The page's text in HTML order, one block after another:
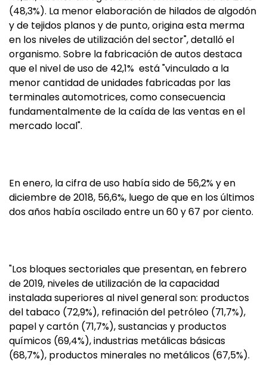
(48,3%). La menor elaboración de hilados de algodón
y de tejidos planos y de punto, origina esta merma
en los niveles de utilización del sector", detalló el
organismo. Sobre la fabricación de autos destaca
que el nivel de uso de 42,1% está "vinculado a la
menor cantidad de unidades fabricadas por las
terminales automotrices, como consecuencia
fundamentalmente de la caída de las ventas en el
mercado local".
En enero, la cifra de uso había sido de 56,2% y en
diciembre de 2018, 56,6%, luego de que en los últimos
dos años había oscilado entre un 60 y 67 por ciento.
"Los bloques sectoriales que presentan, en febrero
de 2019, niveles de utilización de la capacidad
instalada superiores al nivel general son: productos
del tabaco (72,9%), refinación del petróleo (71,7%),
papel y cartón (71,7%), sustancias y productos
químicos (69,4%), industrias metálicas básicas
(68,7%), productos minerales no metálicos (67,5%).